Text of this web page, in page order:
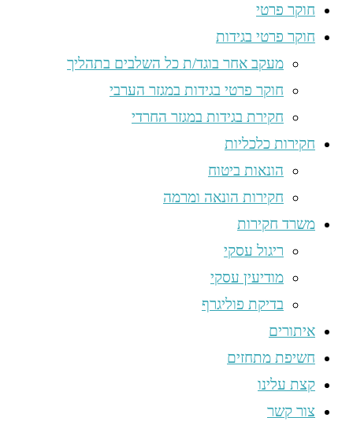
חוקר פרטי
חוקר פרטי בגידות
מעקב אחר בוגד/ת כל השלבים בתהליך
חוקר פרטי בגידות במגזר הערבי
חקירת בגידות במגזר החרדי
חקירות כלכליות
הונאות ביטוח
חקירות הונאה ומרמה
משרד חקירות
ריגול עסקי
מודיעין עסקי
בדיקת פוליגרף
איתורים
חשיפת מתחזים
קצת עלינו
צור קשר